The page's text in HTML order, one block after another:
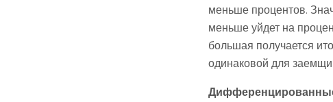
меньше процентов.
меньше уйдет на
большая получается
одинаковой для